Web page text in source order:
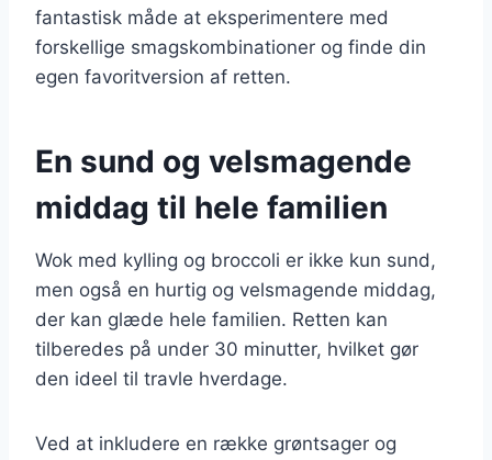
fantastisk måde at eksperimentere med
forskellige smagskombinationer og finde din
egen favoritversion af retten.
En sund og velsmagende
middag til hele familien
Wok med kylling og broccoli er ikke kun sund,
men også en hurtig og velsmagende middag,
der kan glæde hele familien. Retten kan
tilberedes på under 30 minutter, hvilket gør
den ideel til travle hverdage.
Ved at inkludere en række grøntsager og